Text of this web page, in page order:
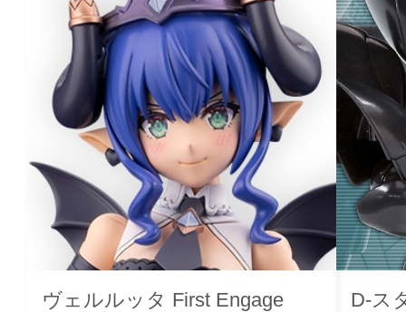
ヴェルルッタ First Engage
D-ス